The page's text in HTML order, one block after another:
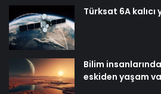
Türksat 6A
Bilim
eskiden yaşam